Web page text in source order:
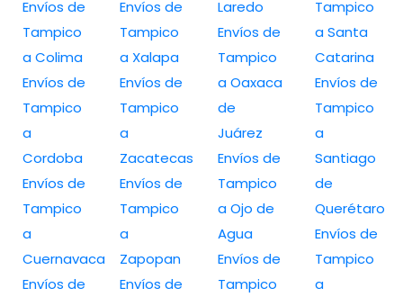
Envíos de
Tampico
a Colima
Envíos de
Tampico
a
Cordoba
Envíos de
Tampico
a
Cuernavaca
Envíos de
Envíos de
Tampico
a Xalapa
Envíos de
Tampico
a
Zacatecas
Envíos de
Tampico
a
Zapopan
Envíos de
Laredo
Envíos de
Tampico
a Oaxaca
de
Juárez
Envíos de
Tampico
a Ojo de
Agua
Envíos de
Tampico
Tampico
a Santa
Catarina
Envíos de
Tampico
a
Santiago
de
Querétaro
Envíos de
Tampico
a